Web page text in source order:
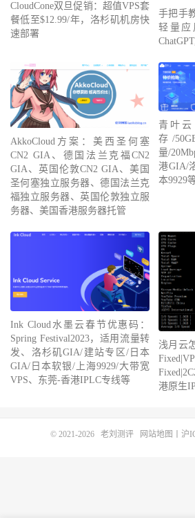
CloudCone双旦促销：超值VPS套
餐低至$12.99/年，洛杉矶机房快
速部署
手把手
轻量应
AkkoCloud方案：美西圣何塞
CN2 GIA、德国法兰克福CN2
GIA、英国伦敦CN2 GIA、美国
圣何塞独立服务器、德国法兰克
福独立服务器、英国伦敦独立服
务器、美国香港服务器托管
青叶云
存/
量/
港GIA/
本9929
Ink Cloud水墨云春节优惠码：
Spring Festival2023，适用流量转
发、洛杉矶GIA/建站专区/日本
GIA/日本软银/上海9929/大带宽
VPS、东莞-香港IPLC专线等
浅月云
港原生
© 2021-2026 老刘测评 网站地图 沪